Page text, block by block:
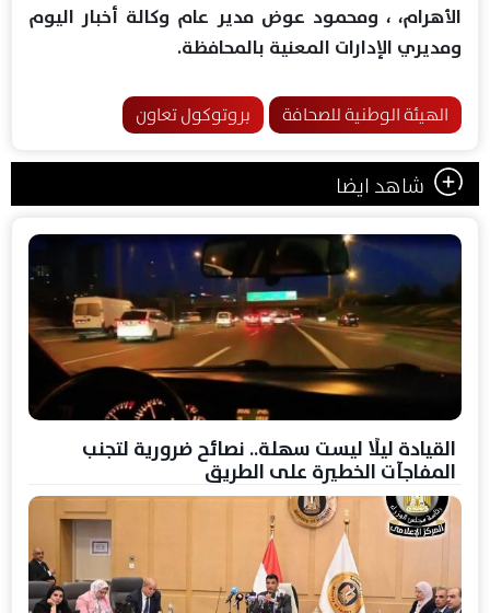
الأهرام، ، ومحمود عوض مدير عام وكالة أخبار اليوم
ومديري الإدارات المعنية بالمحافظة.
الهيئة الوطنية للصحافة بروتوكول تعاون
شاهد ايضا
القيادة ليلًا ليست سهلة.. نصائح ضرورية لتجنب
المفاجآت الخطيرة على الطريق